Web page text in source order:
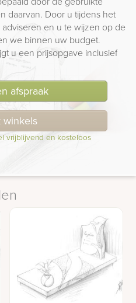
daarvan. Door u tijdens het
en u te wijzen op de
we binnen uw budget.
u een prijsopgave inclusief
afspraak
winkels
vrijblijvend en kosteloos